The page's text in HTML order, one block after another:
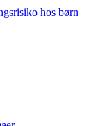
hos børn